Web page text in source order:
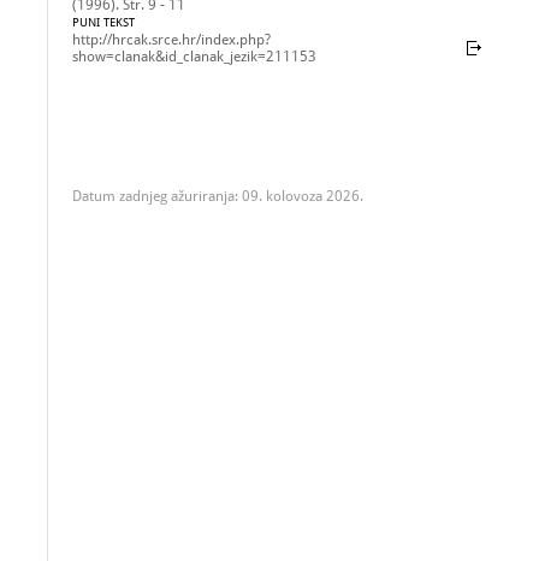
(1996). Str. 9 - 11
PUNI TEKST
http://hrcak.srce.hr/index.php?
show=clanak&id_clanak_jezik=211153
Datum zadnjeg ažuriranja: 09. kolovoza 2026.